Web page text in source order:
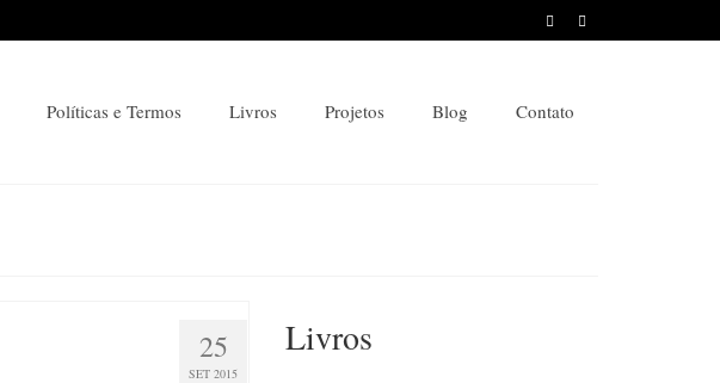
Políticas e Termos Livros Projetos Blog Contato
25
SET 2015
Livros